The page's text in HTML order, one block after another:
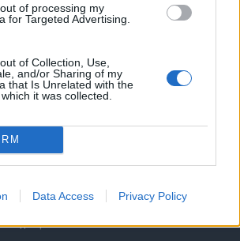
of processing my
for Targeted Advertising.
of Collection, Use,
and/or Sharing of my
that Is Unrelated with the
it was collected.
Data Access Privacy Policy
Ειδικότητα
Εταιρεία